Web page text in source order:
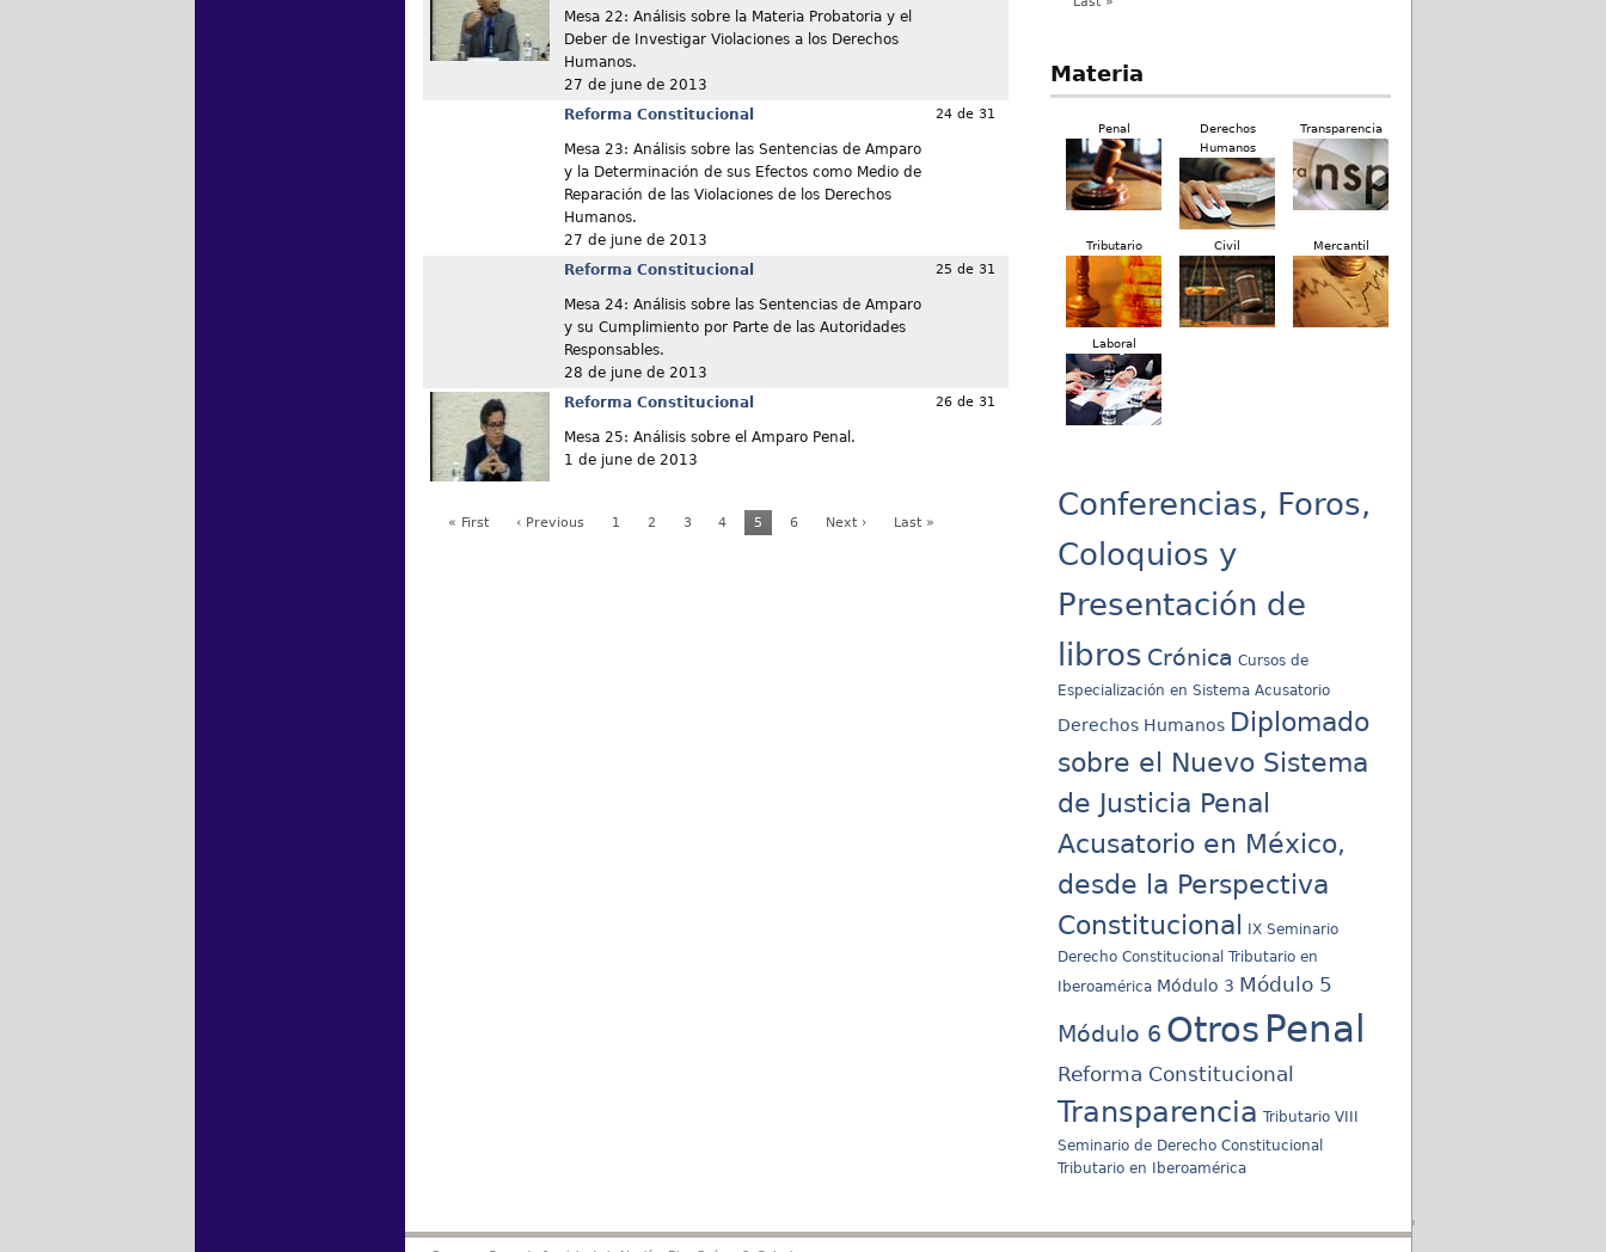
Mesa 22: Análisis sobre la Materia Probatoria y el
Deber de Investigar Violaciones a los Derechos
Humanos.
27 de june de 2013
Reforma Constitucional
Mesa 23: Análisis sobre las Sentencias de Amparo
y la Determinación de sus Efectos como Medio de
Reparación de las Violaciones de los Derechos
Humanos.
27 de june de 2013
24 de 31
Reforma Constitucional
Mesa 24: Análisis sobre las Sentencias de Amparo
y su Cumplimiento por Parte de las Autoridades
Responsables.
28 de june de 2013
25 de 31
Reforma Constitucional
Mesa 25: Análisis sobre el Amparo Penal.
1 de june de 2013
26 de 31
« First ‹ Previous 1 2 3 4 5 6 Next › Last »
Materia
Penal
Derechos
Humanos
Transparencia
Tributario Civil Mercantil
Laboral
Conferencias, Foros,
Coloquios y
Presentación de
libros Crónica Cursos de
Especialización en Sistema Acusatorio
Derechos Humanos Diplomado
sobre el Nuevo Sistema
de Justicia Penal
Acusatorio en México,
desde la Perspectiva
Constitucional
IX Seminario
Derecho Constitucional Tributario en
Iberoamérica Módulo 3 Módulo 5
Módulo 6 Otros Penal
Reforma Constitucional
Transparencia Tributario VIII
Seminario de Derecho Constitucional
Tributario en Iberoamérica